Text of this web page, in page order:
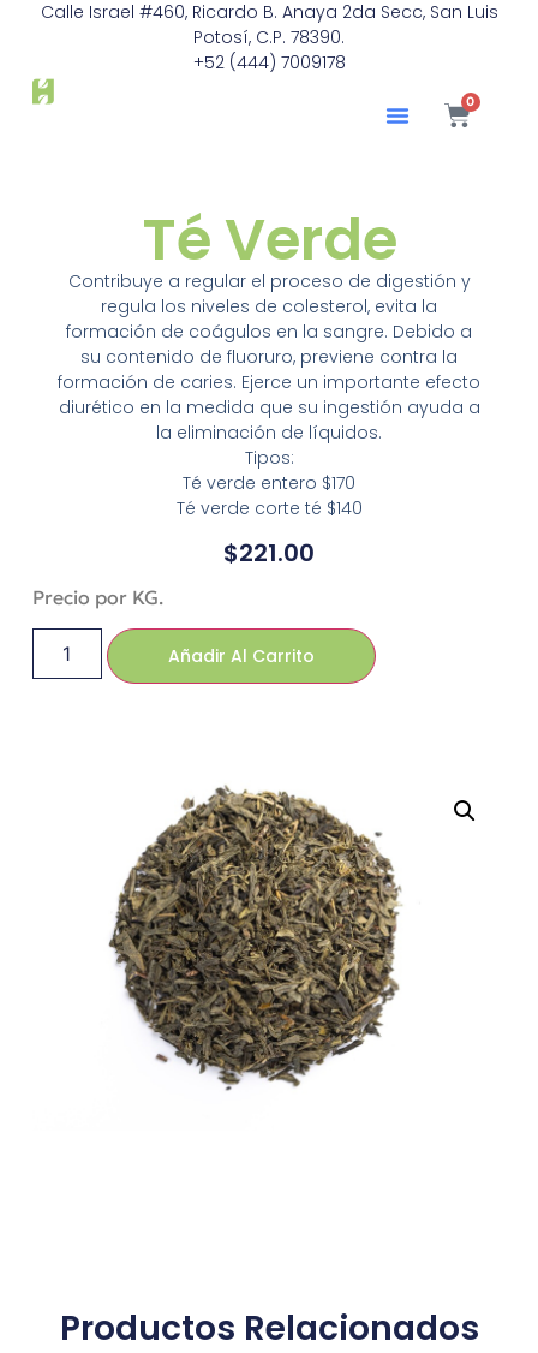
Calle Israel #460, Ricardo B. Anaya 2da Secc, San Luis
Potosí, C.P. 78390.
+52 (444) 7009178
0
Té Verde
Contribuye a regular el proceso de digestión y
regula los niveles de colesterol, evita la
formación de coágulos en la sangre. Debido a
su contenido de fluoruro, previene contra la
formación de caries. Ejerce un importante efecto
diurético en la medida que su ingestión ayuda a
la eliminación de líquidos.
Tipos:
Té verde entero $170
Té verde corte té $140
$221.00
Precio por KG.
Añadir Al Carrito
Productos Relacionados